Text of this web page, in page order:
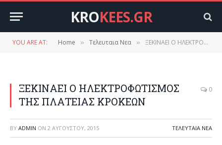
KROKEES.GR
YOU ARE AT: Home » Τελευταια Νεα » ΞΕΚΙΝΑΕΙ Ο ΗΛΕΚΤΡΟΦΩΤΙΣΜΟΣ ΤΗΣ ΠΛΑΤΕΙΑΣ ΚΡΟΚΕΩΝ
ΞΕΚΙΝΑΕΙ Ο ΗΛΕΚΤΡΟΦΩΤΙΣΜΟΣ
ΤΗΣ ΠΛΑΤΕΙΑΣ ΚΡΟΚΕΩΝ
0
BY ADMIN ON 2 ΑΥΓΟΎΣΤΟΥ, 2015 ΤΕΛΕΥΤΑΙΑ ΝΕΑ